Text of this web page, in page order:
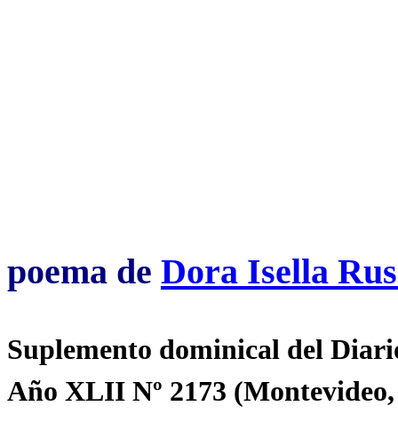
poema de Dora Isella
Suplemento dominical del
Año XLII Nº 2173